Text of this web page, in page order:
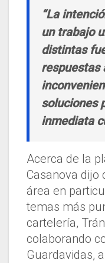
“La
un trabajo
distintas
respuestas
soluciones
inmediata
Acerca de la
Casanova dijo
área en
temas más
cartelería,
colaborando
Guardavidas,